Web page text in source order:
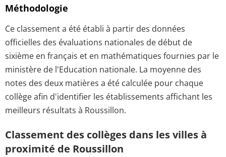
Méthodologie
Ce classement a été établi à partir des données
officielles des évaluations nationales de début de
sixième en français et en mathématiques fournies par le
ministère de l'Education nationale. La moyenne des
notes des deux matières a été calculée pour chaque
collège afin d'identifier les établissements affichant les
meilleurs résultats à Roussillon.
Classement des collèges dans les villes à
proximité de Roussillon